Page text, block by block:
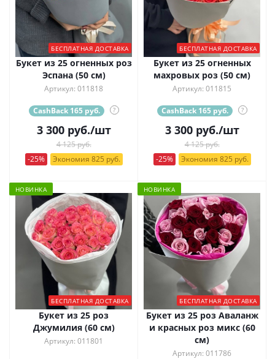
БЕСПЛАТНАЯ ДОСТАВКА
Букет из 25 огненных роз
Эспана (50 см)
Артикул: 011818
CashBack 165 руб. ?
3 300руб./шт
4 125 руб.
-25%
Экономия 825 руб.
БЕСПЛАТНАЯ ДОСТАВКА
Букет из 25 огненных
махровых роз (50 см)
Артикул: 011815
CashBack 165 руб. ?
3 300руб./шт
4 125 руб.
-25%
Экономия 825 руб.
НОВИНКА
БЕСПЛАТНАЯ ДОСТАВКА
Букет из 25 роз
Джумилия (60 см)
Артикул: 011801
НОВИНКА
БЕСПЛАТНАЯ ДОСТАВКА
Букет из 25 роз Аваланж
и красных роз микс (60
см)
Артикул: 011786